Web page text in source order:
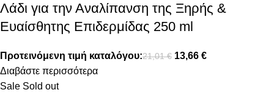
Λάδι για την Αναλίπανση της Ξηρής &
Ευαίσθητης Επιδερμίδας 250 ml
Προτεινόμενη τιμή καταλόγου:21,01€ 13,66 €
Διαβάστε περισσότερα
Sale Sold out